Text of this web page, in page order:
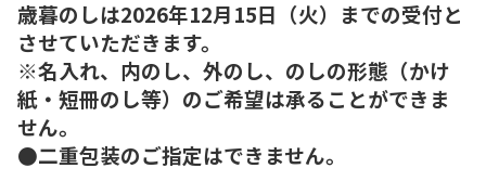
歳暮のしは2026年12月15日（火）までの受付と
させていただきます。
※名入れ、内のし、外のし、のしの形態（かけ
紙・短冊のし等）のご希望は承ることができま
せん。
●二重包装のご指定はできません。